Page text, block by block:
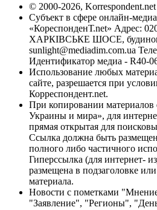
© 2000-2026, Korrespondent.net
Субъект в сфере онлайн-
«КореспонденТ.net» Адрес:
ХАРКІВСЬКЕ ШОСЕ, будинок
sunlight@mediadim.com.ua
Идентификатор медиа - R40-
Использование любых
сайте, разрешается при
Корреспондент.net.
При копировании
Украины и мира», для
прямая открытая для
Ссылка должна быть
полного либо частичного
Гиперссылка (для интернет-
размещена в подзаголовке
материала.
Новости с пометками
"Заявление", "Регионы",